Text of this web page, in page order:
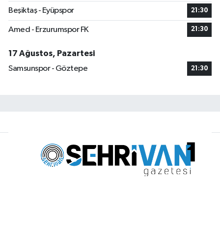
Beşiktaş - Eyüpspor 21:30
Amed - Erzurumspor FK 21:30
17 Ağustos, Pazartesi
Samsunspor - Göztepe
21:30